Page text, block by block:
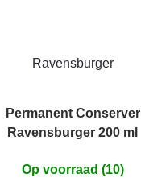
Ravensburger
Permanent Conserver
Ravensburger 200 ml
Op voorraad (10)